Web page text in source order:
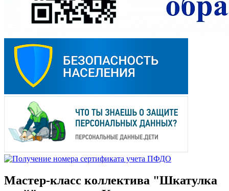
Мастер-класс коллектива "Шкатулка